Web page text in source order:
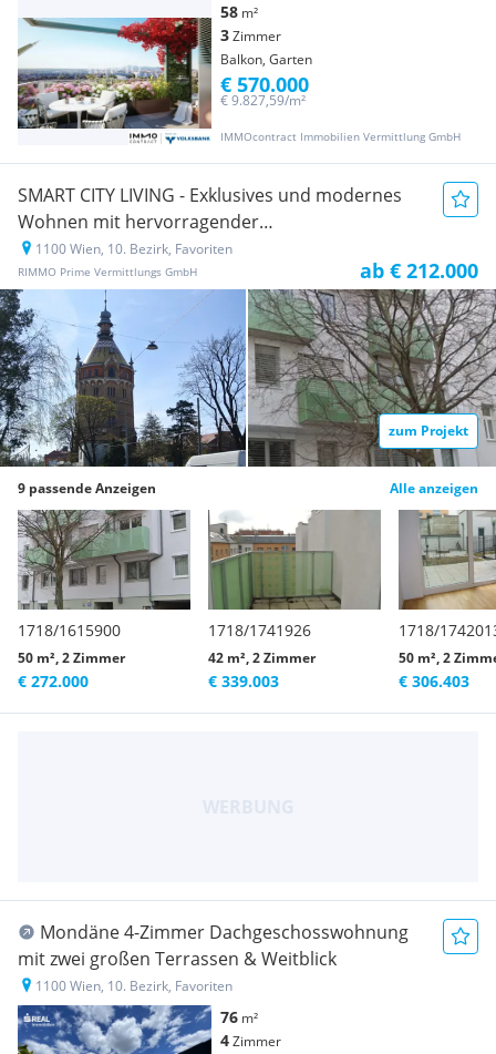
58 m²
3Zimmer
Balkon, Garten
IMMOcontract Immobilien Vermittlung GmbH
€ 9.827,59/m²
€ 570.000
SMART CITY LIVING - Exklusives und modernes
Wohnen mit hervorragender
Verkehrsanbindung!
Neubauprojekt
1100 Wien, 10. Bezirk, Favoriten
RIMMO Prime Vermittlungs GmbH ab € 212.000
zum Projekt
9 passende Anzeigen Alle anzeigen
1718/1615900
50 m², 2 Zimmer
€ 272.000
1718/1741926
42 m², 2 Zimmer
€ 339.003
1718/
50 m², 2
€ 306.403
Mondäne 4-Zimmer Dachgeschosswohnung
mit zwei großen Terrassen & Weitblick
1100 Wien, 10. Bezirk, Favoriten
76 m²
4Zimmer